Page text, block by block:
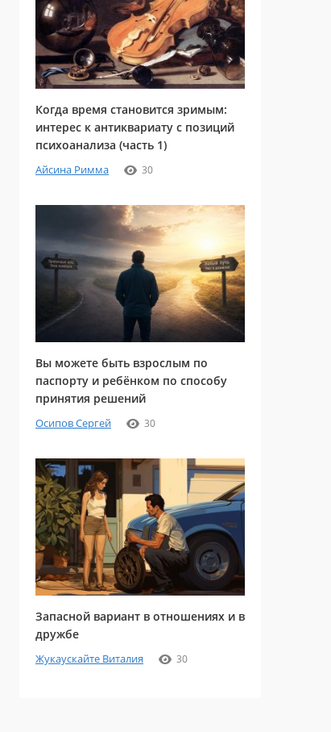
Когда время становится зримым:
интерес к антиквариату с позиций
психоанализа (часть 1)
Айсина Римма 30
Вы можете быть взрослым по
паспорту и ребёнком по способу
принятия решений
Осипов Сергей 30
Запасной вариант в отношениях и в
дружбе
Жукаускайте Виталия 30